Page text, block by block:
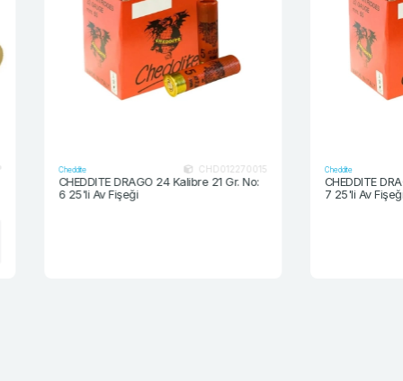
Cheddite CHD012270015
CHEDDITE DRAGO 24 Kalibre 21 Gr. No:
6 25'li Av Fişeği
Cheddite
CHEDDITE
7 25'li Av Fişeği